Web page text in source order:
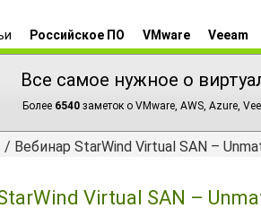
Российское ПО VMware Veeam
Все самое нужное о
Более 6540 заметок о VMware, AWS, Azure,
/ Вебинар StarWind Virtual SAN –
Virtual SAN –